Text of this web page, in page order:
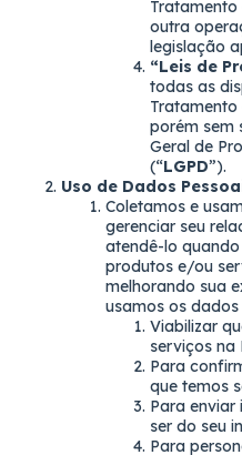
Tratamento
outra
legislação
“Leis de
todas as
Tratamento
porém sem
Geral de
(“LGPD”).
Uso de Dados
Coletamos e
gerenciar seu
atendê-lo
produtos e/ou
melhorando sua
usamos os dados
Viabilizar
serviços na
Para
que temos
Para
ser do seu
Para